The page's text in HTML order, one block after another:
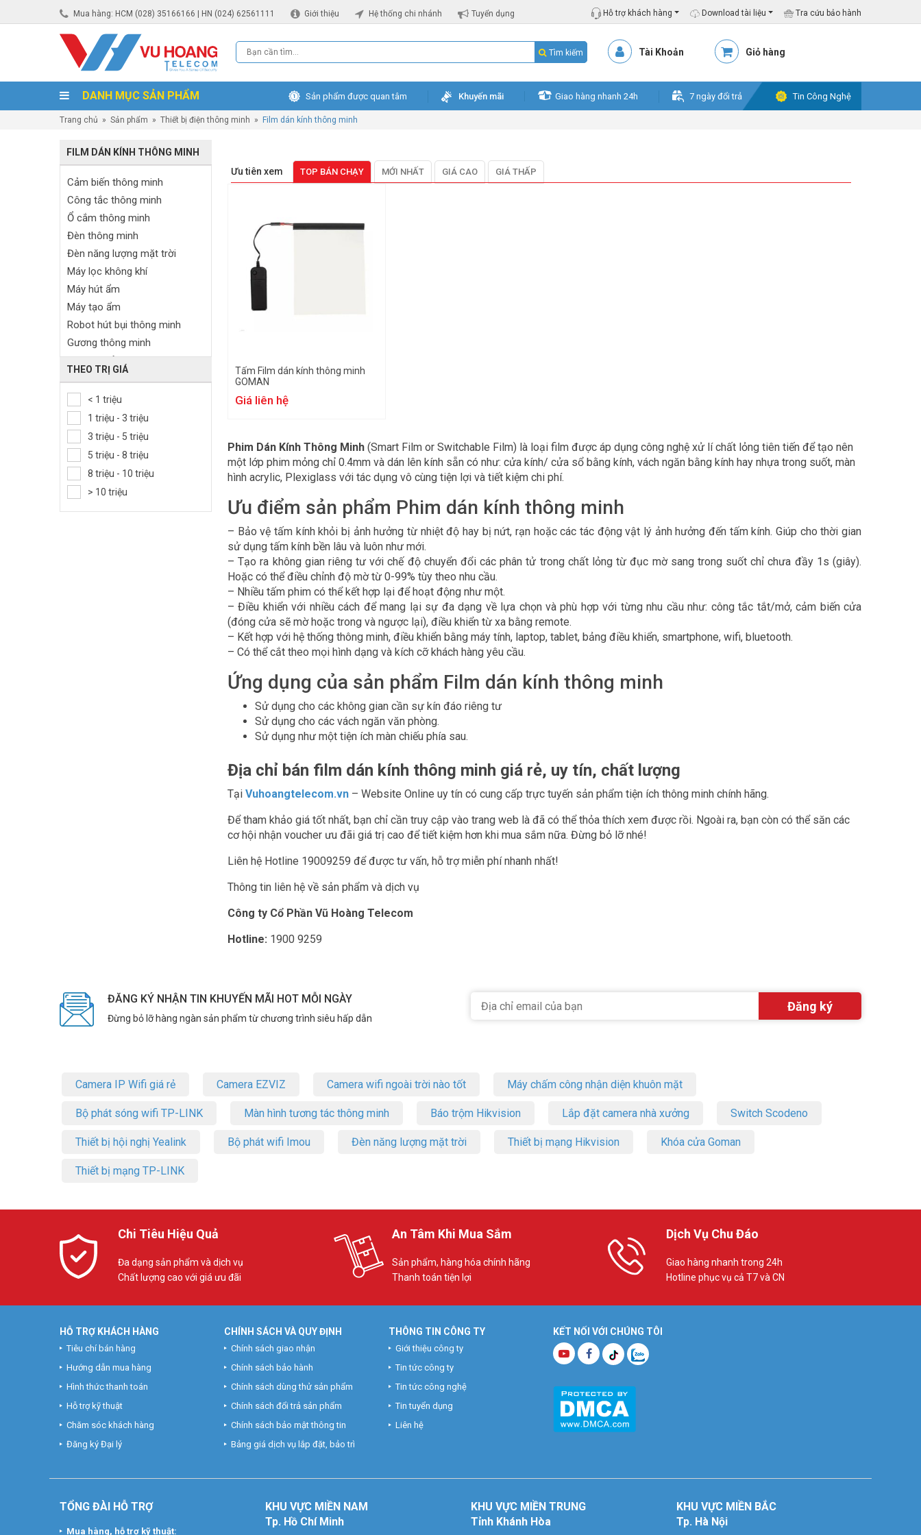
Mua hàng: HCM (028) 35166166 | HN (024) 62561111 Giới thiệu Hệ thống chi nhánh Tuyển dụng Hỗ trợ khách hàng Download tài liệu Tra cứu bảo hành
Tìm kiếm Tài Khoản Giỏ hàng
DANH MỤC SẢN PHẨM Sản phẩm được quan tâm Khuyến mãi Giao hàng nhanh 24h 7 ngày đổi trả Tin Công Nghệ
Trang chủ » Sản phẩm » Thiết bị điện thông minh » Film dán kính thông minh
FILM DÁN KÍNH THÔNG MINH
Cảm biến thông minh
Công tắc thông minh
Ổ cắm thông minh
Đèn thông minh
Đèn năng lượng mặt trời
Máy lọc không khí
Máy hút ẩm
Máy tạo ẩm
Robot hút bụi thông minh
Gương thông minh
Chuông cửa báo khách
Vali thông minh
Thiết bị báo động thông minh
Thiết bị điều khiển thông minh
Bếp điện thông minh
Film dán kính thông minh
Thiết bị đo lường
Quạt năng lượng mặt trời
THEO TRỊ GIÁ
< 1 triệu
1 triệu - 3 triệu
3 triệu - 5 triệu
5 triệu - 8 triệu
8 triệu - 10 triệu
> 10 triệu
Ưu tiên xem TOP BÁN CHẠY MỚI NHẤT GIÁ CAO GIÁ THẤP
Tấm Film dán kính thông minh
GOMAN
Giá liên hệ
Phim Dán Kính Thông Minh (Smart Film or Switchable Film) là loại film được áp dụng công nghệ xử lí chất lỏng tiên tiến để tạo nên
một lớp phim mỏng chỉ 0.4mm và dán lên kính sẵn có như: cửa kính/ cửa sổ bằng kính, vách ngăn bằng kính hay nhựa trong suốt, màn
hình acrylic, Plexiglass với tác dụng vô cùng tiện lợi và tiết kiệm chi phí.
Ưu điểm sản phẩm Phim dán kính thông minh
– Bảo vệ tấm kính khỏi bị ảnh hưởng từ nhiệt độ hay bị nứt, rạn hoặc các tác động vật lý ảnh hưởng đến tấm kính. Giúp cho thời gian
sử dụng tấm kính bền lâu và luôn như mới.
– Tạo ra không gian riêng tư với chế độ chuyển đổi các phân tử trong chất lỏng từ đục mờ sang trong suốt chỉ chưa đầy 1s (giây).
Hoặc có thể điều chỉnh độ mờ từ 0-99% tùy theo nhu cầu.
– Nhiều tấm phim có thể kết hợp lại để hoạt động như một.
– Điều khiển với nhiều cách để mang lại sự đa dạng về lựa chọn và phù hợp với từng nhu cầu như: công tắc tắt/mở, cảm biến cửa
(đóng cửa sẽ mờ hoặc trong và ngược lại), điều khiển từ xa bằng remote.
– Kết hợp với hệ thống thông minh, điều khiển bằng máy tính, laptop, tablet, bảng điều khiển, smartphone, wifi, bluetooth.
– Có thể cắt theo mọi hình dạng và kích cỡ khách hàng yêu cầu.
Ứng dụng của sản phẩm Film dán kính thông minh
Sử dụng cho các không gian cần sự kín đáo riêng tư
Sử dụng cho các vách ngăn văn phòng.
Sử dụng như một tiện ích màn chiếu phía sau.
Địa chỉ bán film dán kính thông minh giá rẻ, uy tín, chất lượng
Tại Vuhoangtelecom.vn – Website Online uy tín có cung cấp trực tuyến sản phẩm tiện ích thông minh chính hãng.
Để tham khảo giá tốt nhất, bạn chỉ cần truy cập vào trang web là đã có thể thỏa thích xem được rồi. Ngoài ra, bạn còn có thể săn các
cơ hội nhận voucher ưu đãi giá trị cao để tiết kiệm hơn khi mua sắm nữa. Đừng bỏ lỡ nhé!
Liên hệ Hotline 19009259 để được tư vấn, hỗ trợ miễn phí nhanh nhất!
Thông tin liên hệ về sản phẩm và dịch vụ
Công ty Cổ Phần Vũ Hoàng Telecom
Hotline: 1900 9259
ĐĂNG KÝ NHẬN TIN KHUYẾN MÃI HOT MỖI NGÀY
Đừng bỏ lỡ hàng ngàn sản phẩm từ chương trình siêu hấp dẫn
Camera IP Wifi giá rẻ Camera EZVIZ Camera wifi ngoài trời nào tốt Máy chấm công nhận diện khuôn mặt
Bộ phát sóng wifi TP-LINK Màn hình tương tác thông minh Báo trộm Hikvision Lắp đặt camera nhà xưởng Switch Scodeno
Thiết bị hội nghị Yealink Bộ phát wifi Imou Đèn năng lượng mặt trời Thiết bị mạng Hikvision Khóa cửa Goman
Thiết bị mạng TP-LINK
Chi Tiêu Hiệu Quả
Đa dạng sản phẩm và dịch vụ
Chất lượng cao với giá ưu đãi
An Tâm Khi Mua Sắm
Sản phẩm, hàng hóa chính hãng
Thanh toán tiện lợi
Dịch Vụ Chu Đáo
Giao hàng nhanh trong 24h
Hotline phục vụ cả T7 và CN
KẾT NỐI VỚI CHÚNG TÔI
HỖ TRỢ KHÁCH HÀNG
Tiêu chí bán hàng
Hướng dẫn mua hàng
Hình thức thanh toán
Hỗ trợ kỹ thuật
Chăm sóc khách hàng
Đăng ký Đại lý
CHÍNH SÁCH VÀ QUY ĐỊNH
Chính sách giao nhận
Chính sách bảo hành
Chính sách dùng thử sản phẩm
Chính sách đổi trả sản phẩm
Chính sách bảo mật thông tin
Bảng giá dịch vụ lắp đặt, bảo trì
THÔNG TIN CÔNG TY
Giới thiệu công ty
Tin tức công ty
Tin tức công nghệ
Tin tuyển dụng
Liên hệ
TỔNG ĐÀI HỖ TRỢ
Mua hàng, hỗ trợ kỹ thuật:
KHU VỰC MIỀN NAM
Tp. Hồ Chí Minh
KHU VỰC MIỀN TRUNG
Tỉnh Khánh Hòa
KHU VỰC MIỀN BẮC
Tp. Hà Nội